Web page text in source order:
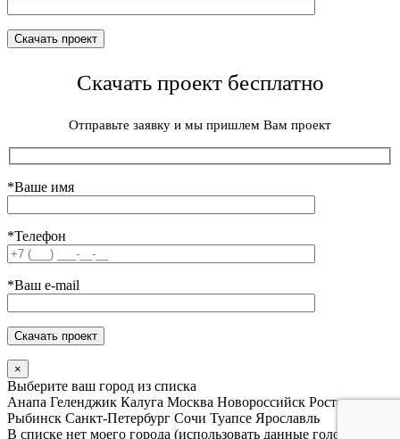
Скачать проект бесплатно
Отправьте заявку и мы пришлем Вам проект
*Ваше имя
*Телефон
*Ваш e-mail
×
Выберите ваш город из списка
Анапа Геленджик Калуга Москва Новороссийск Ростов
Рыбинск Санкт-Петербург Сочи Туапсе Ярославль
В списке нет моего города (использовать данные головного